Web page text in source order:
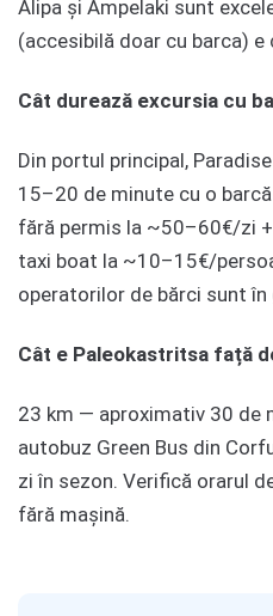
Alipa și Ampelaki sunt
(accesibilă doar cu barca) e
Cât durează excursia cu
Din portul principal,
15–20 de minute cu o
fără permis la ~50–60€/zi
taxi boat la ~10–15€/
operatorilor de bărci sunt
Cât e Paleokastritsa față
23 km — aproximativ 30 de
autobuz Green Bus din
zi în sezon. Verifică orarul
fără mașină.